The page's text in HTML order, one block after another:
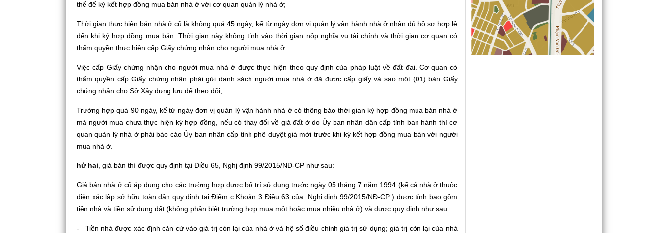
thể để ký kết hợp đồng mua bán nhà ở với cơ quan quản lý nhà ở;
Thời gian thực hiện bán nhà ở cũ là không quá 45 ngày, kể từ ngày đơn vị quản lý vận hành nhà ở nhận đủ hồ sơ hợp lệ
đến khi ký hợp đồng mua bán. Thời gian này không tính vào thời gian nộp nghĩa vụ tài chính và thời gian cơ quan có
thẩm quyền thực hiện cấp Giấy chứng nhận cho người mua nhà ở.
Việc cấp Giấy chứng nhận cho người mua nhà ở được thực hiện theo quy định của pháp luật về đất đai. Cơ quan có
thẩm quyền cấp Giấy chứng nhận phải gửi danh sách người mua nhà ở đã được cấp giấy và sao một (01) bản Giấy
chứng nhận cho Sở Xây dựng lưu để theo dõi;
Trường hợp quá 90 ngày, kể từ ngày đơn vị quản lý vận hành nhà ở có thông báo thời gian ký hợp đồng mua bán nhà ở
mà người mua chưa thực hiện ký hợp đồng, nếu có thay đổi về giá đất ở do Ủy ban nhân dân cấp tỉnh ban hành thì cơ
quan quản lý nhà ở phải báo cáo Ủy ban nhân cấp tỉnh phê duyệt giá mới trước khi ký kết hợp đồng mua bán với người
mua nhà ở.
hứ hai, giá bán thì được quy định tại Điều 65, Nghị định 99/2015/NĐ-CP như sau:
Giá bán nhà ở cũ áp dụng cho các trường hợp được bố trí sử dụng trước ngày 05 tháng 7 năm 1994 (kể cả nhà ở thuộc
diện xác lập sở hữu toàn dân quy định tại Điểm c Khoản 3 Điều 63 của Nghị định 99/2015/NĐ-CP ) được tính bao gồm
tiền nhà và tiền sử dụng đất (không phân biệt trường hợp mua một hoặc mua nhiều nhà ở) và được quy định như sau:
- Tiền nhà được xác định căn cứ vào giá trị còn lại của nhà ở và hệ số điều chỉnh giá trị sử dụng; giá trị còn lại của nhà